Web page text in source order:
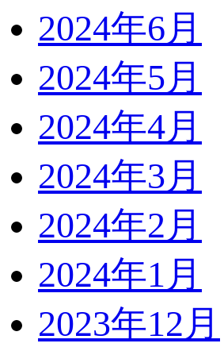
2024年6月
2024年5月
2024年4月
2024年3月
2024年2月
2024年1月
2023年12月